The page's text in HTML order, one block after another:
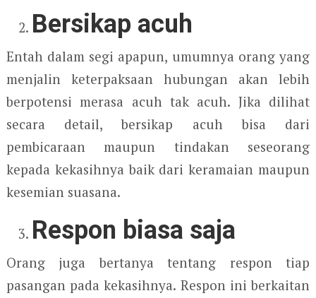
Bersikap acuh
Entah dalam segi apapun, umumnya orang yang
menjalin keterpaksaan hubungan akan lebih
berpotensi merasa acuh tak acuh. Jika dilihat
secara detail, bersikap acuh bisa dari
pembicaraan maupun tindakan seseorang
kepada kekasihnya baik dari keramaian maupun
kesemian suasana.
Respon biasa saja
Orang juga bertanya tentang respon tiap
pasangan pada kekasihnya. Respon ini berkaitan